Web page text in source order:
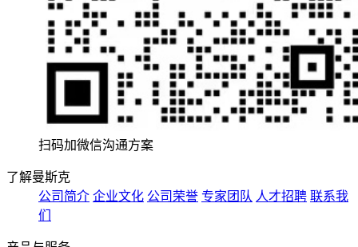
扫码加微信沟通方案
了解曼斯克
公司简介 企业文化 公司荣誉 专家团队 人才招聘 联系我
们